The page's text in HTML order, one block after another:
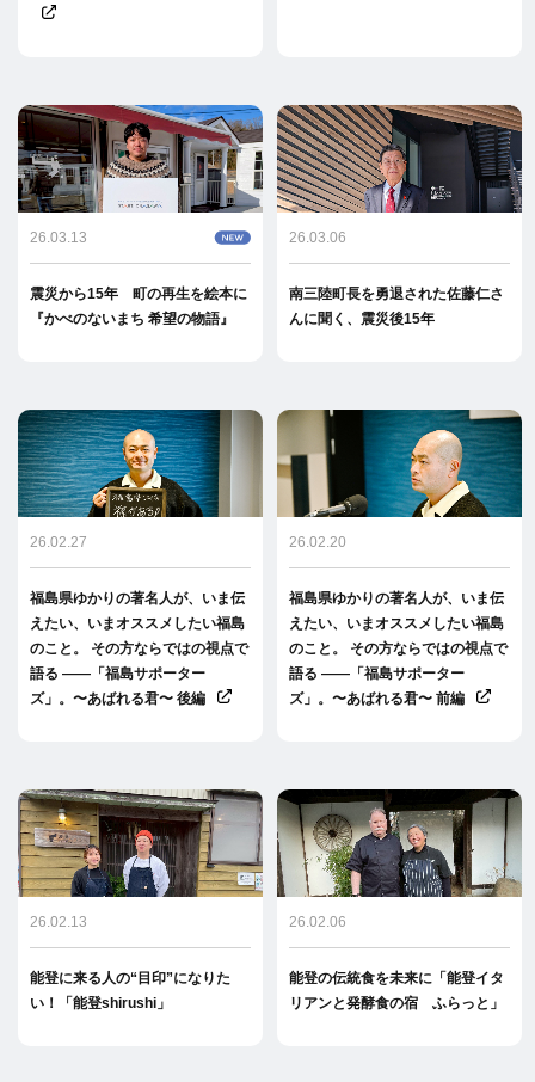
26.03.13
震災から15年 町の再生を絵本に
『かべのないまち 希望の物語』
26.03.06
南三陸町長を勇退された佐藤仁さ
んに聞く、震災後15年
26.02.27
福島県ゆかりの著名人が、いま伝
えたい、いまオススメしたい福島
のこと。 その方ならではの視点で
語る ――「福島サポーター
ズ」。〜あばれる君〜 後編
26.02.20
福島県ゆかりの著名人が、いま伝
えたい、いまオススメしたい福島
のこと。 その方ならではの視点で
語る ――「福島サポーター
ズ」。〜あばれる君〜 前編
26.02.13
能登に来る人の“目印”になりた
い！「能登shirushi」
26.02.06
能登の伝統食を未来に「能登イタ
リアンと発酵食の宿 ふらっと」